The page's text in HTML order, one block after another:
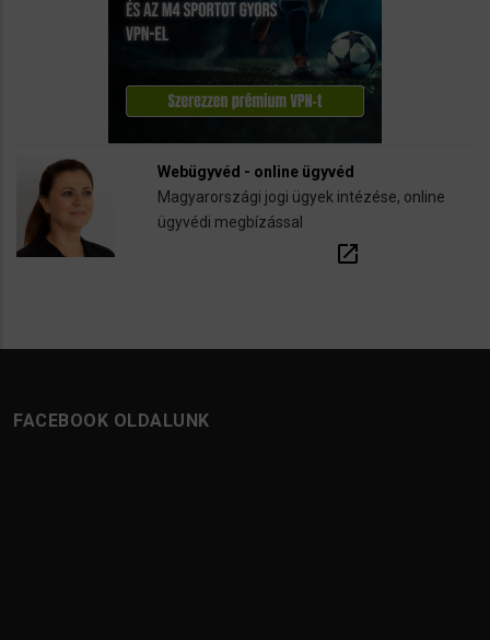
Webügyvéd - online ügyvéd
Magyarországi jogi ügyek intézése, online
ügyvédi megbízással
open_in_new
FACEBOOK OLDALUNK